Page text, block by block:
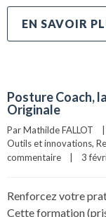
EN SAVOIR
Posture Coach,
Originale
Par Mathilde FALLOT
Outils et innovations,
commentaire
3
Renforcez votre
Cette formation